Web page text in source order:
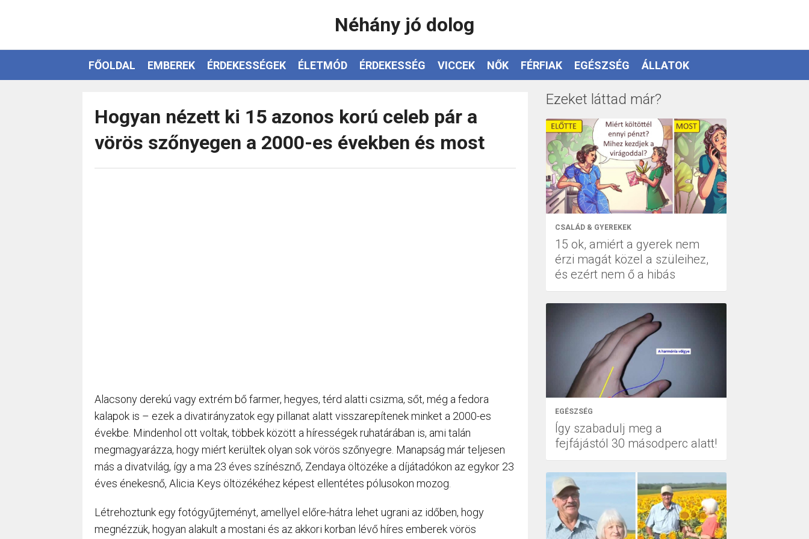
Néhány jó dolog
FŐOLDAL EMBEREK ÉRDEKESSÉGEK ÉLETMÓD ÉRDEKESSÉG VICCEK NŐK FÉRFIAK EGÉSZSÉG ÁLLATOK
Hogyan nézett ki 15 azonos korú celeb pár a
vörös szőnyegen a 2000-es években és most
Alacsony derekú vagy extrém bő farmer, hegyes, térd alatti csizma, sőt, még a fedora
kalapok is – ezek a divatirányzatok egy pillanat alatt visszarepítenek minket a 2000-es
évekbe. Mindenhol ott voltak, többek között a hírességek ruhatárában is, ami talán
megmagyarázza, hogy miért kerültek olyan sok vörös szőnyegre. Manapság már teljesen
más a divatvilág, így a ma 23 éves színésznő, Zendaya öltözéke a díjátadókon az egykor 23
éves énekesnő, Alicia Keys öltözékéhez képest ellentétes pólusokon mozog.
Létrehoztunk egy fotógyűjteményt, amellyel előre-hátra lehet ugrani az időben, hogy
megnézzük, hogyan alakult a mostani és az akkori korban lévő híres emberek vörös
Ezeket láttad már?
CSALÁD & GYEREKEK
15 ok, amiért a gyerek nem
érzi magát közel a szüleihez,
és ezért nem ő a hibás
EGÉSZSÉG
Így szabadulj meg a
fejfájástól 30 másodperc alatt!